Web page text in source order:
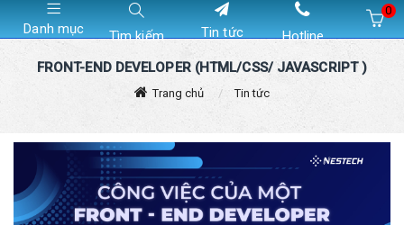
Danh mục Tìm kiếm Tin tức Hotline
0
FRONT-END DEVELOPER (HTML/CSS/ JAVASCRIPT )
Trang chủ Tin tức